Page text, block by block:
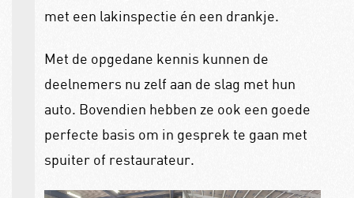
met een lakinspectie én een drankje.
Met de opgedane kennis kunnen de
deelnemers nu zelf aan de slag met hun
auto. Bovendien hebben ze ook een goede
perfecte basis om in gesprek te gaan met
spuiter of restaurateur.